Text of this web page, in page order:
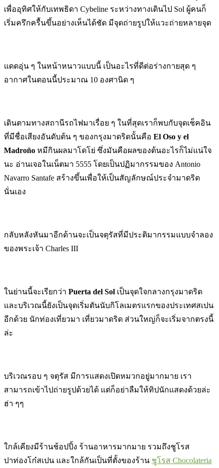
เพื่ออุทิศให้กับเทพธิดา Cybeline ระหว่างทางเดินไป Sol ผู้คนก็
เริ่มครึกครื้นขึ้นอย่างเห็นได้ชัด มีจุดถ่ายรูปให้แวะถ่ายหลายจุด
แดดอุ่น ๆ ในหน้าหนาวแบบนี้ เป็นอะไรที่ดีต่อร่างกายสุด ๆ
อากาศในตอนนี้ประมาณ 10 องศานิด ๆ
เดินตามทางสถานีรถไฟมาเรื่อย ๆ ในที่สุดเราก็พบกับจุดเช็คอิน
ที่มีชื่อเสียงอันดับต้น ๆ ของกรุงมาดริดนั้นคือ El Oso y el
Madroño หมีกินผลมาโดโย่ ซึ่งมันคือผลของต้นอะไรก็ไม่แน่ใจ
นะ อ่านเจอในเน็ตมา 5555 โดยเป็นปฏิมากรรมของ Antonio
Navarro Santafe สร้างขึ้นเพื่อให้เป็นสัญลักษณ์ประจำมาดริด
นั่นเอง
กลับหลังหันมาอีกด้านจะเป็นจตุรัสที่มีประติมากรรมแบบจำลอง
ของพระเจ้า Charles III
ในย่านนี้จะเรียกว่า Puerta del Sol เป็นจุดใจกลางกรุงมาดริด
และบริเวณนี้ยังเป็นจุดเริ่มตันนับกิโลเมตรแรกของประเทศสเปน
อีกด้วย นักท่องเที่ยวมา เที่ยวมาดริด ส่วนใหญ่ก็จะเริ่มจากตรงนี้
ล่ะ
บริเวณรอบ ๆ จตุรัส มีการแสดงเปิดหมวกอยู่มากมาย เรา
สามารถเข้าไปถ่ายรูปด้วยได้ แต่ก็อย่าลืมให้ทิปนักแสดงด้วยล่ะ
ฮ่า ๆๆ
ใกล้เคียงมีร้านช้อปปิ้ง ร้านอาหารมากมาย รวมถึงชูโรส
ปาท่องโก๋สเปน และใกล้กันเป็นที่ตั้งของร้าน ชูโรส Chocolateria